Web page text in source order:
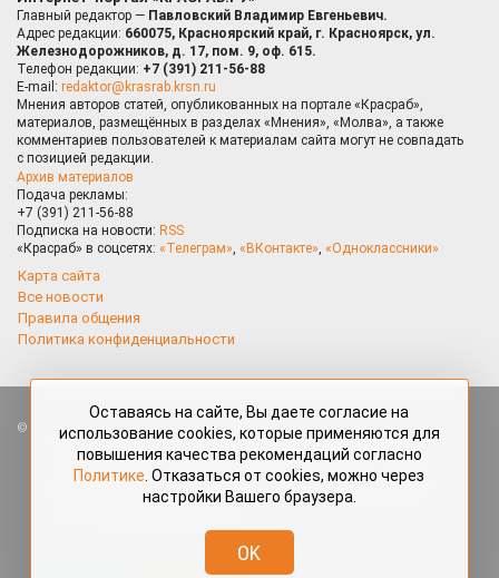
Главный редактор — Павловский Владимир Евгеньевич.
Адрес редакции: 660075, Красноярский край, г. Красноярск, ул.
Железнодорожников, д. 17, пом. 9, оф. 615.
Телефон редакции: +7 (391) 211-56-88
E-mail: redaktor@krasrab.krsn.ru
Мнения авторов статей, опубликованных на портале «Красраб»,
материалов, размещённых в разделах «Мнения», «Молва», а также
комментариев пользователей к материалам сайта могут не совпадать
с позицией редакции.
Архив материалов
Подача рекламы:
+7 (391) 211-56-88
Подписка на новости: RSS
«Красраб» в соцсетях: «Телеграм», «ВКонтакте», «Одноклассники»
Карта сайта
Все новости
Правила общения
Политика конфиденциальности
Все права защищены. Любые материалы, размещённые на портале
«Красраб.ру» сотрудниками редакции, нештатными авторами
и читателями, являются объектами авторского права. Полное или
частичное использование материалов, размещённых на портале
«Красраб.ру», допускается только с письменного согласия редакции
redaktor@krasrab.krsn.ru.
Оставаясь на сайте, Вы даете согласие на
использование cookies, которые применяются для
повышения качества рекомендаций согласно
Политике . Отказаться от cookies, можно через
настройки Вашего браузера.
OK